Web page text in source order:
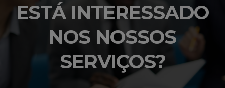
ESTÁ INTERESSADO
NOS NOSSOS
SERVIÇOS?